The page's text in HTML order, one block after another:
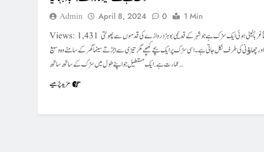
Admin April 8, 2024 0 1 Min
Views: 1,431 شرقاً غرباً لیٹی ہوئی ایک سڑک ہے جو شہر کے قدیمی بوہڑ دروازے کی قدموں سے پھوٹتی
چھاﺅنی کی طرف نکل جاتی ہے۔ اسی سڑک پر ایک بچے کھچے مگر تیزی سے اجڑتے سینما گھر کے سامنے وہ وسیع
عمارت ہے. ایک مستطیل جو اپنے طول میں سڑک کے ساتھ ساتھ…
مزید پڑھیے